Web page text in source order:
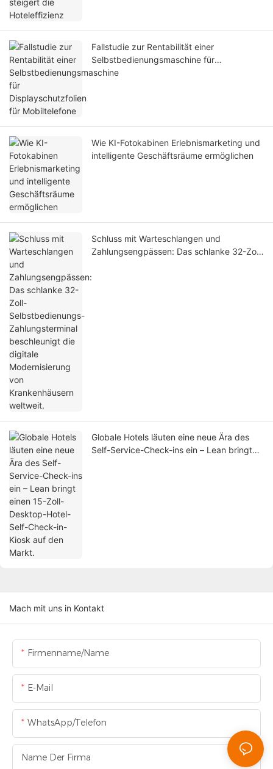
Fallstudie zur Rentabilität einer
Selbstbedienungsmaschine für
Displayschutzfolien für Mobiltelefone
Wie KI-Fotokabinen Erlebnismarketing und
intelligente Geschäftsräume ermöglichen
Schluss mit Warteschlangen und
Zahlungsengpässen: Das schlanke 32-Zoll-
Globale Hotels läuten eine neue Ära des
Self-Service-Check-ins ein – Lean bringt
Mach mit uns in Kontakt
Firmenname/Name
E-Mail
WhatsApp/Telefon
Name Der Firma